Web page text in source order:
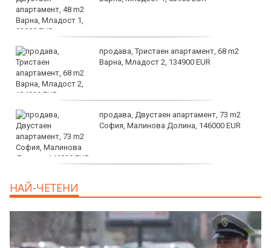
продава, Тристаен апартамент, 68 m2
Варна, Младост 2, 134900 EUR
продава, Двустаен апартамент, 73 m2
София, Малинова Долина, 146000 EUR
НАЙ-ЧЕТЕНИ